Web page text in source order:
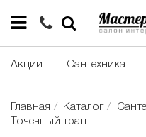
Акции Сантехника
Главная Каталог
Точечный трап